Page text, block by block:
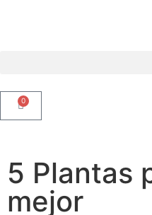
0
5 Plantas
mejor